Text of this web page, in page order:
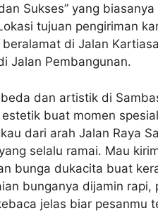
Sukses” yang
tujuan pengiriman
di Jalan
Jalan Pembangunan.
dan artistik di
buat momen
dari arah Jalan Raya
selalu ramai. Mau
bunga dukacita buat
bunganya dijamin rapi,
jelas biar pesanmu